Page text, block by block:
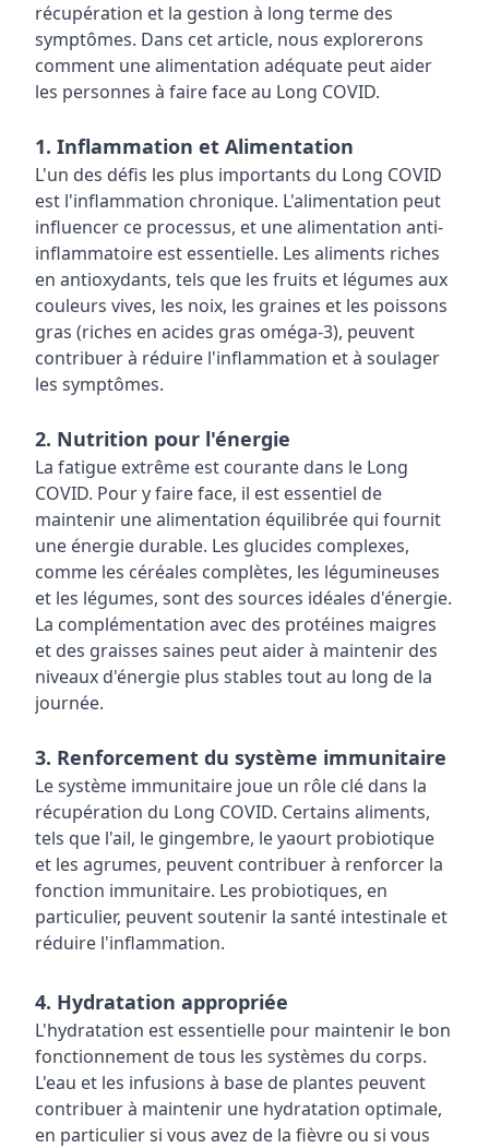
récupération et la gestion à long terme des
symptômes. Dans cet article, nous explorerons
comment une alimentation adéquate peut aider
les personnes à faire face au Long COVID.
1. Inflammation et Alimentation
L'un des défis les plus importants du Long COVID
est l'inflammation chronique. L'alimentation peut
influencer ce processus, et une alimentation anti-
inflammatoire est essentielle. Les aliments riches
en antioxydants, tels que les fruits et légumes aux
couleurs vives, les noix, les graines et les poissons
gras (riches en acides gras oméga-3), peuvent
contribuer à réduire l'inflammation et à soulager
les symptômes.
2. Nutrition pour l'énergie
La fatigue extrême est courante dans le Long
COVID. Pour y faire face, il est essentiel de
maintenir une alimentation équilibrée qui fournit
une énergie durable. Les glucides complexes,
comme les céréales complètes, les légumineuses
et les légumes, sont des sources idéales d'énergie.
La complémentation avec des protéines maigres
et des graisses saines peut aider à maintenir des
niveaux d'énergie plus stables tout au long de la
journée.
3. Renforcement du système immunitaire
Le système immunitaire joue un rôle clé dans la
récupération du Long COVID. Certains aliments,
tels que l'ail, le gingembre, le yaourt probiotique
et les agrumes, peuvent contribuer à renforcer la
fonction immunitaire. Les probiotiques, en
particulier, peuvent soutenir la santé intestinale et
réduire l'inflammation.
4. Hydratation appropriée
L'hydratation est essentielle pour maintenir le bon
fonctionnement de tous les systèmes du corps.
L'eau et les infusions à base de plantes peuvent
contribuer à maintenir une hydratation optimale,
en particulier si vous avez de la fièvre ou si vous